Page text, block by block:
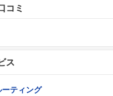
コミ
ス
ティング